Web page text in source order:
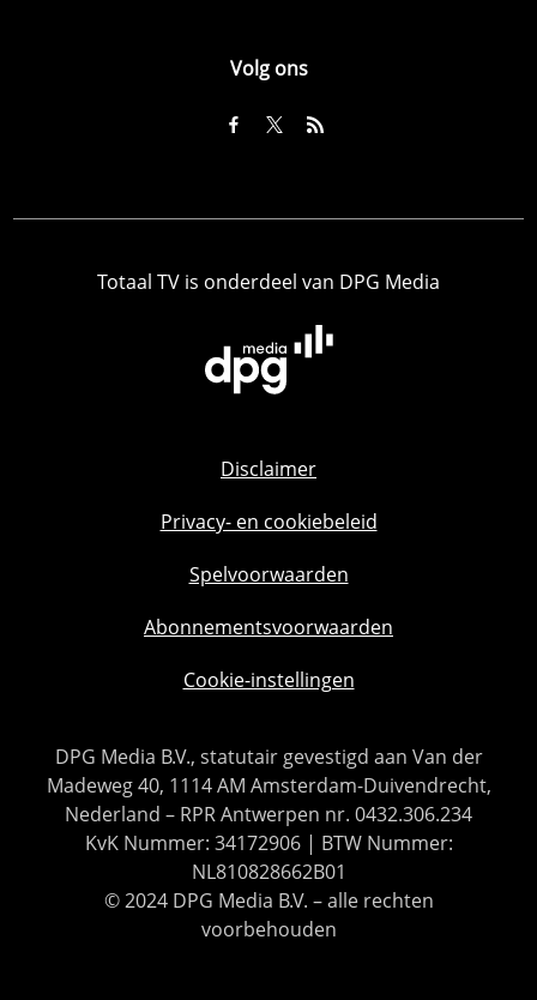
Volg ons
Totaal TV is onderdeel van DPG Media
Disclaimer
Privacy- en cookiebeleid
Spelvoorwaarden
Abonnementsvoorwaarden
Cookie-instellingen
DPG Media B.V., statutair gevestigd aan Van der
Madeweg 40, 1114 AM Amsterdam-Duivendrecht,
Nederland – RPR Antwerpen nr. 0432.306.234
KvK Nummer: 34172906 | BTW Nummer:
NL810828662B01
© 2024 DPG Media B.V. – alle rechten
voorbehouden